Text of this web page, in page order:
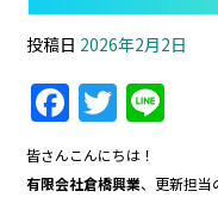
投稿日 2026年2月2日
F
a
c
T
w
itt e
皆さんこんにちは！
有限会社倉橋興業、更新担当